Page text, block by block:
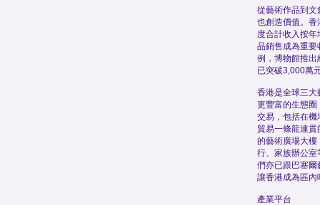
從藝術作品到文
也創造價值。香
度合計收入按
品銷售成為重要
例，博物館推
已突破3,000萬
香港是全球三大
更豐富的生態圈
交易，包括在機
貿易一條龍連
的藝術廣場大樓
行、家族辦公室
們亦已跟巴塞爾
讓香港成為區內
產業平台